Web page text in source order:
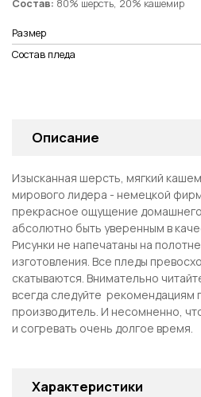
Состав: 80% шерсть, 20% кашемир
Размер
Состав пледа
Описание
Изысканная шерсть, мягкий
мирового лидера - немецкой
прекрасное ощущение
абсолютно быть уверенным в
Рисунки не напечатаны на
изготовления. Все пледы
скатываются. Внимательно
всегда следуйте рекомендациям
производитель. И несомненно,
и согревать очень долгое время.
Характеристики